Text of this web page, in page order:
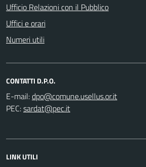
Ufficio Relazioni con il Pubblico
Uffici e orari
Numeri utili
CONTATTI D.P.O.
E-mail:
PEC:
LINK UTILI